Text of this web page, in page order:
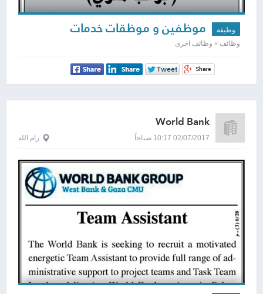
وظيفة موظفين و موظقات خدمات
وظائف » وظائف اخرى
World Bank
02/07/2017 10:17 صباحاً رام الله